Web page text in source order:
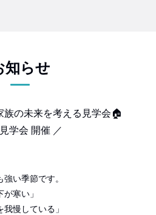
知らせ
族の未来を考える見学会🏠
会 開催 ／
い季節です。
寒い」
我慢している」